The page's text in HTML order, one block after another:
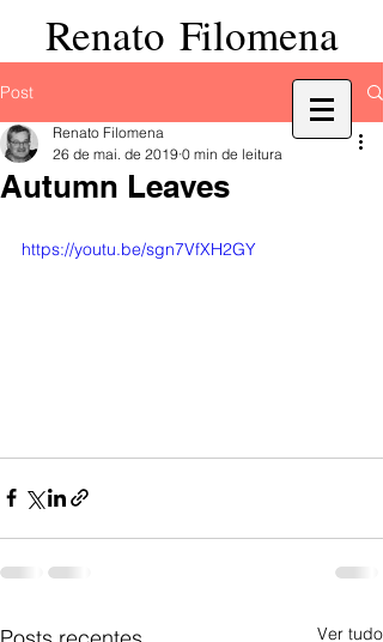
Renato Filomena
Post
Autumn Leaves
Renato Filomena
26 de mai. de 2019 0 min de leitura
https://youtu.be/sgn7VfXH2GY
Ver tudo